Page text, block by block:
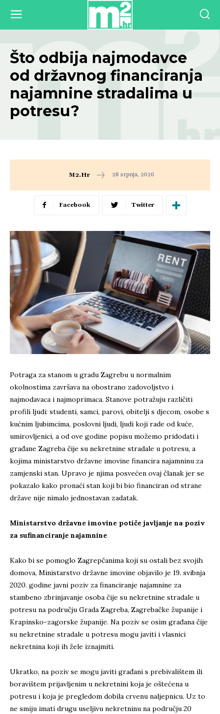
Što odbija najmodavce
od državnog financiranja
najamnine stradalima u
potresu?
M2.hr 28 srpnja, 2020
Facebook Twitter
Potraga za stanom u gradu Zagrebu u normalnim
okolnostima završava na obostrano zadovoljstvo i
najmodavaca i najmoprimaca. Stanove potražuju različiti
profili ljudi: studenti, samci, parovi, obitelji s djecom, osobe s
kućnim ljubimcima, poslovni ljudi, ljudi koji rade od kuće,
umirovljenici, a od ove godine popisu možemo pridodati i
građane Zagreba čije su nekretnine stradale u potresu, a
kojima ministarstvo državne imovine financira najamninu za
zamjenski stan. Upravo je njima posvećen ovaj članak jer se
pokazalo kako pronaći stan koji bi bio financiran od strane
države nije nimalo jednostavan zadatak.
Ministarstvo državne imovine potiče javljanje na poziv
za sufinanciranje najamnine
Kako bi se pomoglo Zagrepčanima koji su ostali bez svojih
domova, Ministarstvo državne imovine objavilo je 19. svibnja
2020. godine javni poziv za financiranje najamnine za
stambeno zbrinjavanje osoba čije su nekretnine stradale u
potresu na području Grada Zagreba, Zagrebačke županije i
Krapinsko-zagorske županije. Na poziv se osim građana čije
su nekretnine stradale u potresu mogu javiti i vlasnici
nekretnina koji ih žele iznajmiti.
Ukratko, na poziv se mogu javiti građani s prebivalištem ili
boravištem prijavljenim u nekretnini koja je oštećena u
potresu i koja je pregledom dobila crvenu naljepnicu. Uz to
ne smiju imati drugu useljivu nekretninu na području 20